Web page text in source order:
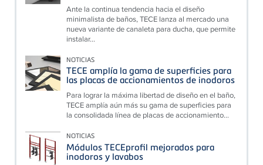
Ante la continua tendencia hacia el diseño
minimalista de baños, TECE lanza al mercado una
nueva variante de canaleta para ducha, que permite
instalar...
NOTICIAS
TECE amplía la gama de superficies para
las placas de accionamientos de inodoros
Para lograr la máxima libertad de diseño en el baño,
TECE amplía aún más su gama de superficies para
la consolidada línea de placas de accionamiento...
NOTICIAS
Módulos TECEprofil mejorados para
inodoros y lavabos